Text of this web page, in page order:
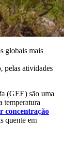
globais mais
pelas atividades
(GEE) são uma
temperatura
concentração
quente em